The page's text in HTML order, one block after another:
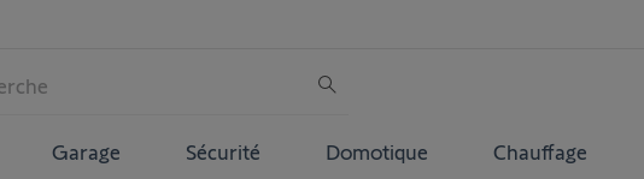
Garage Sécurité Domotique Chauffage